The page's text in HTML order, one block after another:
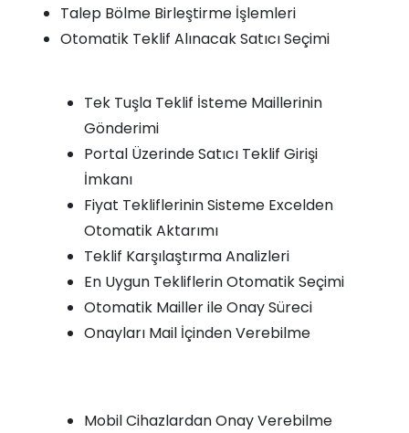
Talep Bölme Birleştirme İşlemleri
Otomatik Teklif Alınacak Satıcı Seçimi
Tek Tuşla Teklif İsteme Maillerinin
Gönderimi
Portal Üzerinde Satıcı Teklif Girişi
İmkanı
Fiyat Tekliflerinin Sisteme Excelden
Otomatik Aktarımı
Teklif Karşılaştırma Analizleri
En Uygun Tekliflerin Otomatik Seçimi
Otomatik Mailler ile Onay Süreci
Onayları Mail İçinden Verebilme
Mobil Cihazlardan Onay Verebilme